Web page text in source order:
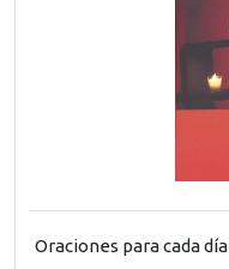
Oraciones para cada día